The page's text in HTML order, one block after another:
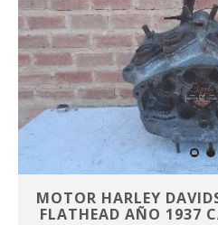
MOTOR HARLEY
FLATHEAD AÑO 1937